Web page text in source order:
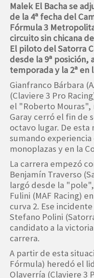
Malek El Bacha se
de la 4ª fecha del
Fórmula 3
circuito sin chicana
El piloto del Satorra
desde la 9ª posición,
temporada y la 2ª en
Gianfranco Bárbara
(Claviere 3 Pro
el "Roberto
Garay cerró el fin de
octavo lugar. De esta
sumando
monoplazas y en la
La carrera empezó
Benjamín Traverso
largó desde la
Fulini (MAF Racing)
curva 2. Ese
Stefano Polini
candidato a la
carrera.
A partir de esta
Fórmula) heredó el
Olaverría (Claviere 3